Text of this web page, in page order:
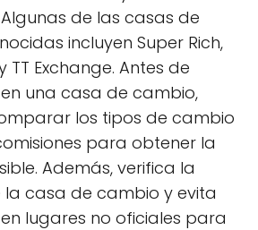
de las casas de
incluyen Super Rich,
TT Exchange. Antes de
una casa de cambio,
los tipos de cambio
para obtener la
Además, verifica la
casa de cambio y evita
lugares no oficiales para